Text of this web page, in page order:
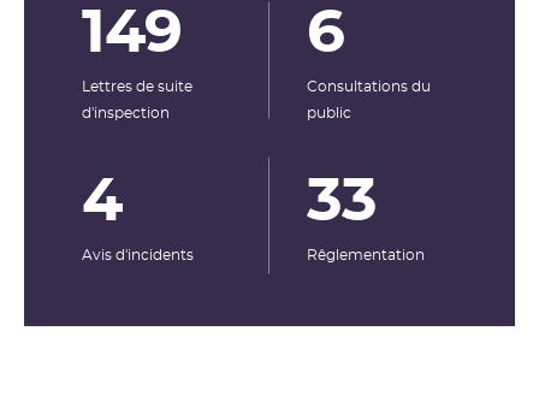
149
Lettres de suite
d'inspection
6
Consultations du
public
4
Avis d'incidents
33
Rêglementation